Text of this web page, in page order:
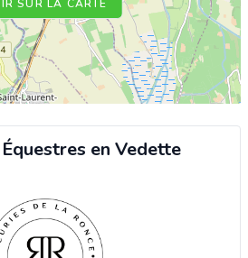
VOIR SUR LA CARTE
en Vedette